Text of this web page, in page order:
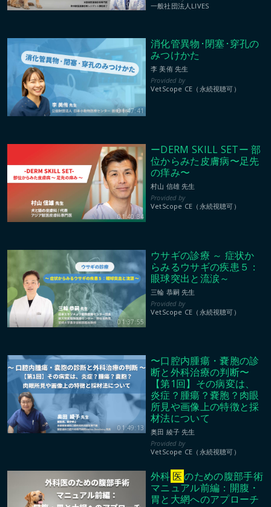
01:01:35 一般社団法人LIVES
01:47:41
消化管異物･閉塞･穿孔の
みつけかた
李 美侑 先生
VetScope CE（永続視聴可）
01:40:34
ーDERM SKILL SETー 部
位からみた皮膚病〜足先
の痒み〜
村山 信雄 先生
VetScope CE（永続視聴可）
01:37:55
ウサギの診療 ～ 症状か
らみるウサギの疾患５：
眼球突出と流涙～
三輪 恭嗣 先生
VetScope CE（永続視聴可）
01:49:13
〜口腔内腫瘍・嚢胞の診
断と外科治療の判断〜
【第1回】その病変は、
炎症？腫瘍？嚢胞？肉眼
所見や画像上の特徴と採
材法について
奥田 綾子 先生
VetScope CE（永続視聴可）
外科 医のための腹部手術
マニュアル前編：開腹・
胃と大網へのアプローチ